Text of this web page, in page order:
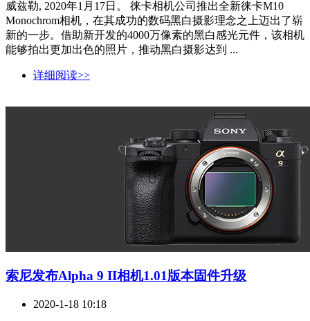
威兹勒, 2020年1月17日。 徕卡相机公司推出全新徕卡M10
Monochrom相机，在其成功的数码黑白摄影理念之上迈出了崭
新的一步。借助新开发的4000万像素的黑白感光元件，该相机
能够拍出更加出色的照片，推动黑白摄影达到 ...
详细阅读>>
索尼发布Alpha 9 II相机1.01版本固件升级
2020-1-18 10:18